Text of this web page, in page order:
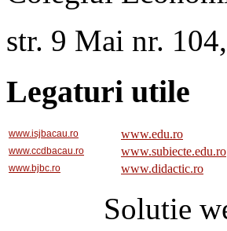
str. 9 Mai nr.
Legaturi utile
www.isjbacau.ro www.edu.ro
www.ccdbacau.ro www.subiecte.edu.ro
www.bjbc.ro www.didactic.ro
Solutie